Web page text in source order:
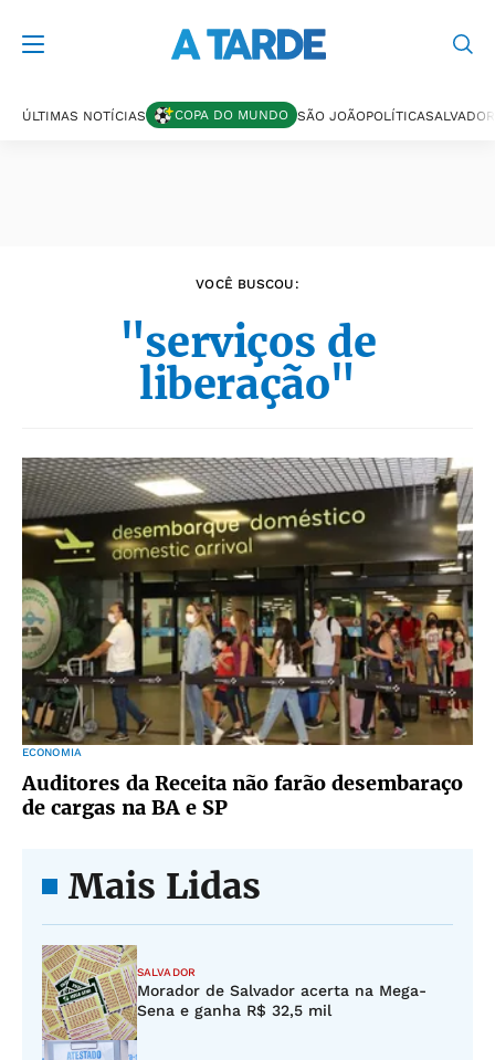
ÚLTIMAS NOTÍCIAS COPA DO MUNDO SÃO JOÃOPOLÍTICASALVADOR
VOCÊ BUSCOU:
"serviços de
liberação"
ECONOMIA
Auditores da Receita não farão desembaraço
de cargas na BA e SP
Mais Lidas
SALVADOR
Morador de Salvador acerta na Mega-
Sena e ganha R$ 32,5 mil